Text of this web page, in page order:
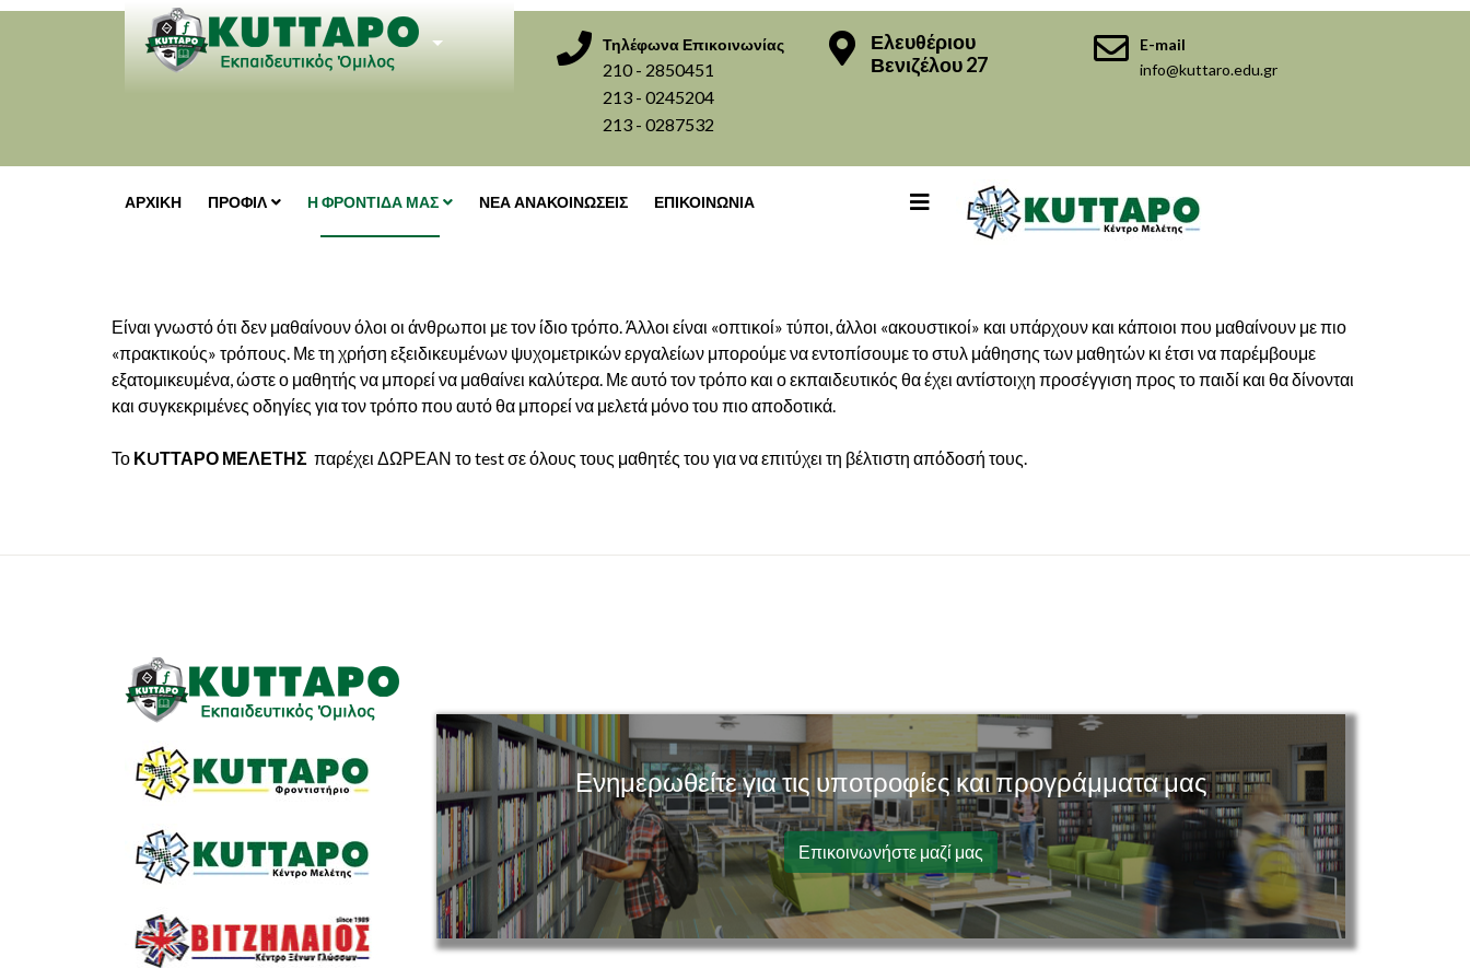
MAXIMENU CK
Τηλέφωνα Επικοινωνίας
210 - 2850451
213 - 0245204
213 - 0287532
Ελευθέριου
Βενιζέλου 27
E-mail
info@kuttaro.edu.gr
ΑΡΧΙΚΗ ΠΡΟΦΙΛ Η ΦΡΟΝΤΙΔΑ ΜΑΣ ΝΕΑ ΑΝΑΚΟΙΝΩΣΕΙΣ ΕΠΙΚΟΙΝΩΝΙΑ
Είναι γνωστό ότι δεν μαθαίνουν όλοι οι άνθρωποι με τον ίδιο τρόπο. Άλλοι είναι «οπτικοί» τύποι, άλλοι «ακουστικοί» και υπάρχουν και κάποιοι που μαθαίνουν με πιο
«πρακτικούς» τρόπους. Με τη χρήση εξειδικευμένων ψυχομετρικών εργαλείων μπορούμε να εντοπίσουμε το στυλ μάθησης των μαθητών κι έτσι να παρέμβουμε
εξατομικευμένα, ώστε ο μαθητής να μπορεί να μαθαίνει καλύτερα. Με αυτό τον τρόπο και ο εκπαιδευτικός θα έχει αντίστοιχη προσέγγιση προς το παιδί και θα δίνονται
και συγκεκριμένες οδηγίες για τον τρόπο που αυτό θα μπορεί να μελετά μόνο του πιο αποδοτικά.
Το ΚUΤΤΑΡΟ ΜΕΛΕΤΗΣ παρέχει ΔΩΡΕΑΝ το test σε όλους τους μαθητές του για να επιτύχει τη βέλτιστη απόδοσή τους.
Ενημερωθείτε για τις υποτροφίες και προγράμματα μας
Επικοινωνήστε μαζί μας